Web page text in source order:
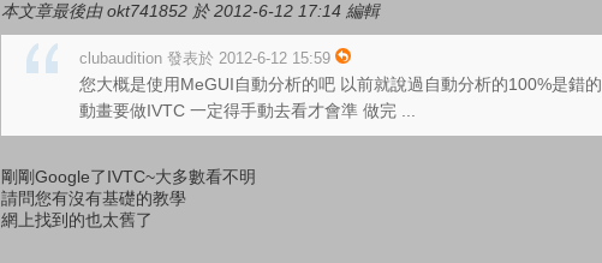
本文章最後由 okt741852 於 2012-6-12 17:14 編輯
clubaudition 發表於 2012-6-12 15:59
您大概是使用MeGUI自動分析的吧 以前就說過自動分析的100%是錯的
動畫要做IVTC 一定得手動去看才會準 做完 ...
剛剛Google了IVTC~大多數看不明
請問您有沒有基礎的教學
網上找到的也太舊了